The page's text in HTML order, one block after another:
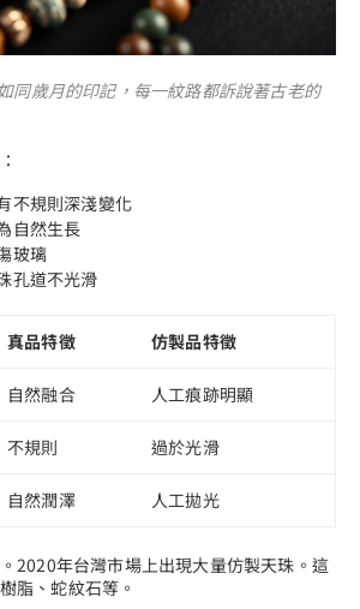
同歲月的印記，每一紋路都訴說著古老的
不規則深淺變化
自然生長
玻璃
孔道不光滑
真品特徵 仿製品特徵
自然融合 人工痕跡明顯
不規則 過於光滑
自然潤澤 人工拋光
2020年台灣市場上出現大量仿製天珠。這
脂、蛇紋石等。